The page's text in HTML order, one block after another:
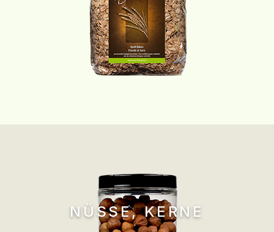
NÜSSE, KERNE